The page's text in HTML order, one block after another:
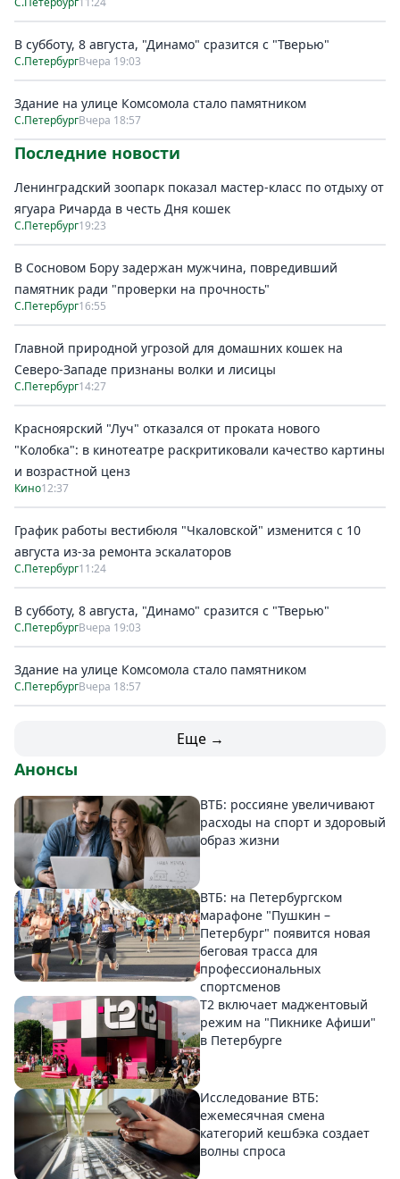
В субботу, 8 августа, "Динамо" сразится с "Тверью"
С.ПетербургВчера 19:03
Здание на улице Комсомола стало памятником
С.ПетербургВчера 18:57
Последние новости
Ленинградский зоопарк показал мастер-класс по отдыху от
ягуара Ричарда в честь Дня кошек
С.Петербург19:23
В Сосновом Бору задержан мужчина, повредивший
памятник ради "проверки на прочность"
С.Петербург16:55
Главной природной угрозой для домашних кошек на
Северо-Западе признаны волки и лисицы
С.Петербург14:27
Красноярский "Луч" отказался от проката нового
"Колобка": в кинотеатре раскритиковали качество картины
и возрастной ценз
Кино12:37
График работы вестибюля "Чкаловской" изменится с 10
августа из-за ремонта эскалаторов
С.Петербург11:24
В субботу, 8 августа, "Динамо" сразится с "Тверью"
С.ПетербургВчера 19:03
Здание на улице Комсомола стало памятником
С.ПетербургВчера 18:57
Еще →
Анонсы
ВТБ: россияне увеличивают
расходы на спорт и здоровый
образ жизни
ВТБ: на Петербургском
марафоне "Пушкин –
Петербург" появится новая
беговая трасса для
профессиональных
спортсменов
Т2 включает маджентовый
режим на "Пикнике Афиши"
в Петербурге
Исследование ВТБ:
ежемесячная смена
категорий кешбэка создает
волны спроса